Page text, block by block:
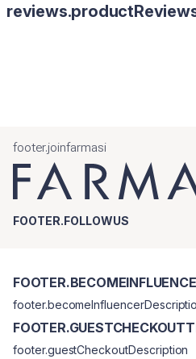
footer.joinfarmasi
FOOTER.FOLLOWUS
footer.guestCheckoutDescription